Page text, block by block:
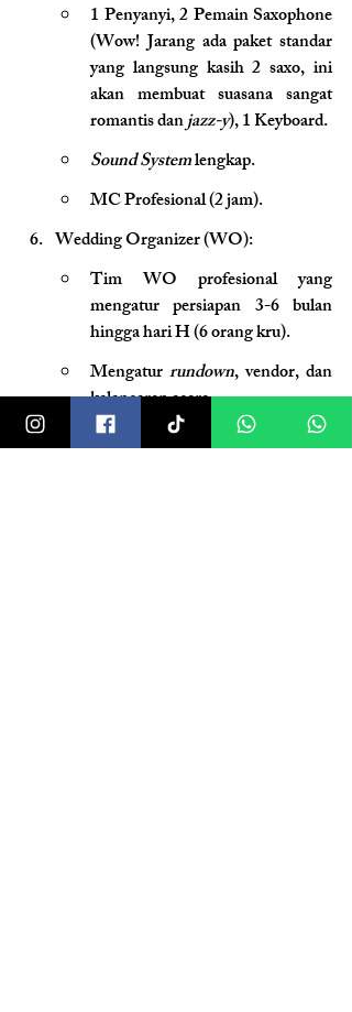
1 Penyanyi, 2 Pemain Saxophone
(Wow! Jarang ada paket standar
yang langsung kasih 2 saxo, ini
akan membuat suasana sangat
romantis dan jazz-y), 1 Keyboard.
Sound System lengkap.
MC Profesional (2 jam).
Wedding Organizer (WO):
Tim WO profesional yang
mengatur persiapan 3-6 bulan
hingga hari H (6 orang kru).
Mengatur rundown, vendor, dan
kelancaran acara.
Harga di atas "membayar" pemandangan